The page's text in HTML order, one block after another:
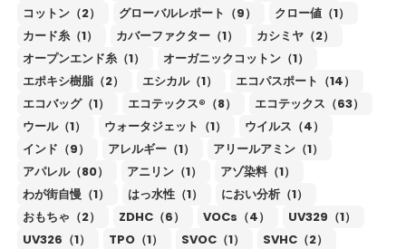
コットン（2）
グローバルレポート（9）
クロー値（1）
カード糸（1）
カバーファクター（1）
カシミヤ（2）
オープンエンド糸（1）
オーガニックコットン（1）
エポキシ樹脂（2）
エシカル（1）
エコパスポート（14）
エコバッグ（1）
エコテックス®（8）
エコテックス（63）
ウール（1）
ウォータジェット（1）
ウイルス（4）
インド（9）
アレルギー（1）
アリールアミン（1）
アパレル（80）
アニリン（1）
アゾ染料（1）
わが街自慢（1）
はっ水性（1）
におい分析（1）
おもちゃ（2）
ZDHC（6） VOCs（4）
UV329（1）
UV326（1）
TPO（1） SVOC（1）
SVHC（2）